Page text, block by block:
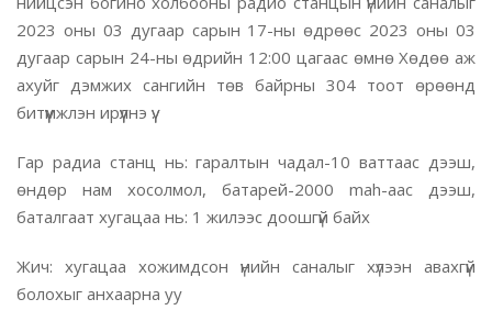
2023 оны 03 дугаар сарын 17-ны өдрөөс 2023 оны 03
дугаар сарын 24-ны өдрийн 12:00 цагаас өмнө Хөдөө аж
ахуйг дэмжих сангийн төв байрны 304 тоот өрөөнд
битүүмжлэн ирүүлнэ үү.
Гар радиа станц нь: гаралтын чадал-10 ваттаас дээш,
өндөр нам хосолмол, батарей-2000 mah-аас дээш,
баталгаат хугацаа нь: 1 жилээс доошгүй байх
Жич: хугацаа хожимдсон үнийн саналыг хүлээн авахгүй
болохыг анхаарна уу